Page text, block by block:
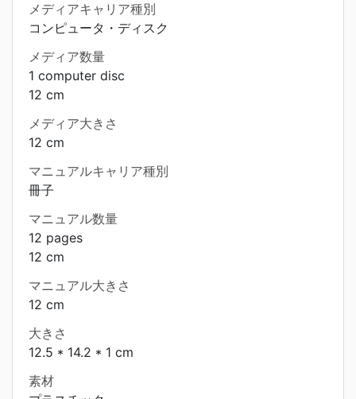
メディアキャリア種別
コンピュータ・ディスク
メディア数量
1 computer disc
12 cm
メディア大きさ
12 cm
マニュアルキャリア種別
冊子
マニュアル数量
12 pages
12 cm
マニュアル大きさ
12 cm
大きさ
12.5 * 14.2 * 1 cm
素材